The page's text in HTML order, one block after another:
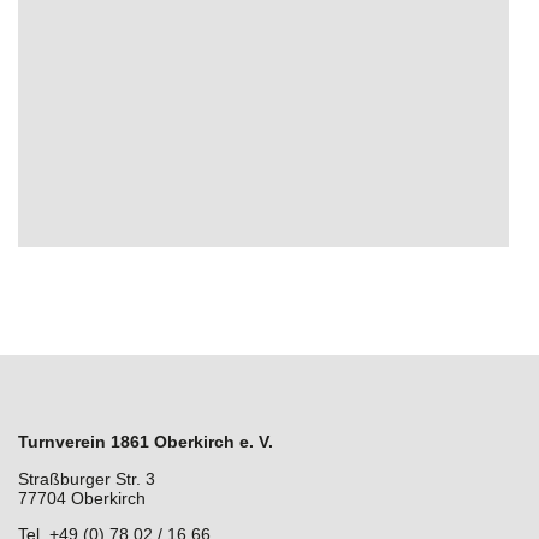
Turnverein 1861 Oberkirch e. V.
Straßburger Str. 3
77704 Oberkirch
Tel. +49 (0) 78 02 / 16 66